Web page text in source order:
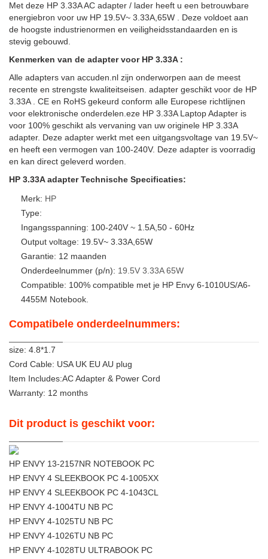
Met deze HP 3.33A AC adapter / lader heeft u een betrouwbare
energiebron voor uw HP 19.5V~ 3.33A,65W . Deze voldoet aan
de hoogste industrienormen en veiligheidsstandaarden en is
stevig gebouwd.
Kenmerken van de adapter voor HP 3.33A :
Alle adapters van accuden.nl zijn onderworpen aan de meest
recente en strengste kwaliteitseisen. adapter geschikt voor de HP
3.33A . CE en RoHS gekeurd conform alle Europese richtlijnen
voor elektronische onderdelen.eze HP 3.33A Laptop Adapter is
voor 100% geschikt als vervaning van uw originele HP 3.33A
adapter. Deze adapter werkt met een uitgangsvoltage van 19.5V~
en heeft een vermogen van 100-240V. Deze adapter is voorradig
en kan direct geleverd worden.
HP 3.33A adapter Technische Specificaties:
Merk: HP
Type:
Ingangsspanning: 100-240V ~ 1.5A,50 - 60Hz
Output voltage: 19.5V~ 3.33A,65W
Garantie: 12 maanden
Onderdeelnummer (p/n): 19.5V 3.33A 65W
Compatible: 100% compatible met je HP Envy 6-1010US/A6-
4455M Notebook.
Compatibele onderdeelnummers:
size: 4.8*1.7
Cord Cable: USA UK EU AU plug
Item Includes:AC Adapter & Power Cord
Warranty: 12 months
Dit product is geschikt voor:
HP ENVY 13-2157NR NOTEBOOK PC
HP ENVY 4 SLEEKBOOK PC 4-1005XX
HP ENVY 4 SLEEKBOOK PC 4-1043CL
HP ENVY 4-1004TU NB PC
HP ENVY 4-1025TU NB PC
HP ENVY 4-1026TU NB PC
HP ENVY 4-1028TU ULTRABOOK PC